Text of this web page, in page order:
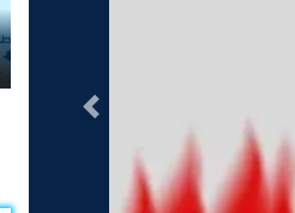
التالى